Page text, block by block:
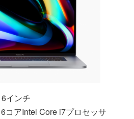
インチ
コアIntel Core i7プロセッサ